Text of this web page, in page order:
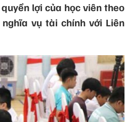
lợi của học viên theo
vụ tài chính với Liên